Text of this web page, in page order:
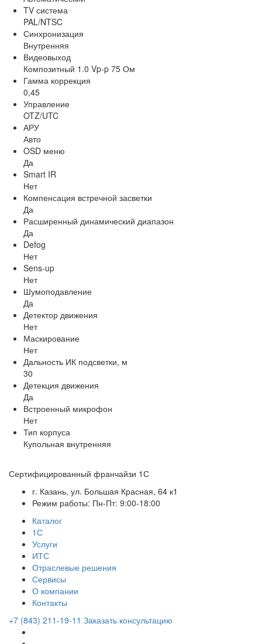
TV система
PAL/NTSC
Синхронизация
Внутренняя
Видеовыход
Композитный 1.0 Vp-p 75 Ом
Гамма коррекция
0,45
Управление
OTZ/UTC
АРУ
Авто
OSD меню
Да
Smart IR
Нет
Компенсация встречной засветки
Да
Расширенный динамический диапазон
Да
Defog
Нет
Sens-up
Нет
Шумоподавление
Да
Детектор движения
Нет
Маскирование
Нет
Дальность ИК подсветки, м
30
Детекция движения
Да
Встроенный микрофон
Нет
Тип корпуса
Купольная внутренняя
Сертифицированный франчайзи 1С
г. Казань, ул. Большая Красная, 64 к1
Режим работы: Пн-Пт: 9:00-18:00
Каталог
1С
Услуги
ИТС
Отраслевые решения
Сервисы
О компании
Контакты
+7 (843) 211-19-11 Заказать консультацию